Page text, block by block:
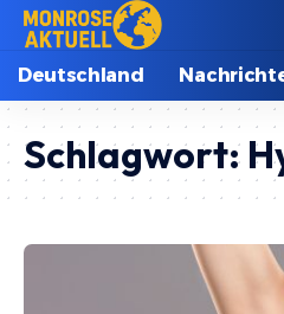
Deutschland
Schlagwort: